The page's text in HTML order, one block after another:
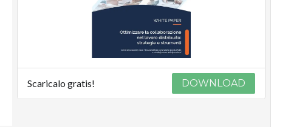
Scaricalo gratis! DOWNLOAD